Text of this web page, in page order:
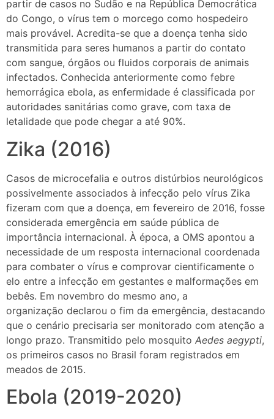
partir de casos no Sudão e na República Democrática
do Congo, o vírus tem o morcego como hospedeiro
mais provável. Acredita-se que a doença tenha sido
transmitida para seres humanos a partir do contato
com sangue, órgãos ou fluidos corporais de animais
infectados. Conhecida anteriormente como febre
hemorrágica ebola, as enfermidade é classificada por
autoridades sanitárias como grave, com taxa de
letalidade que pode chegar a até 90%.
Zika (2016)
Casos de microcefalia e outros distúrbios neurológicos
possivelmente associados à infecção pelo vírus Zika
fizeram com que a doença, em fevereiro de 2016, fosse
considerada emergência em saúde pública de
importância internacional. À época, a OMS apontou a
necessidade de um resposta internacional coordenada
para combater o vírus e comprovar cientificamente o
elo entre a infecção em gestantes e malformações em
bebês. Em novembro do mesmo ano, a
organização declarou o fim da emergência, destacando
que o cenário precisaria ser monitorado com atenção a
longo prazo. Transmitido pelo mosquito Aedes aegypti,
os primeiros casos no Brasil foram registrados em
meados de 2015.
Ebola (2019-2020)